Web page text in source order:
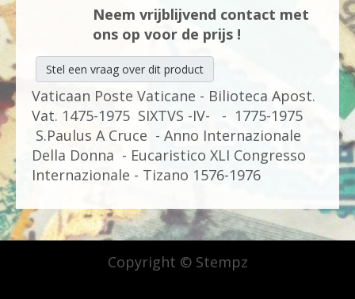
Neem vrijblijvend contact met
ons op voor de prijs !
Stel een vraag over dit product
Vaticaan Poste Vaticane - Bilioteca Apost.
Vat. 1475-1975 SIXTVS -IV- - 1775-1975
S.Paulus A Cruce - Anno Internazionale
Della Donna - Eucaristico XLI Congresso
Internazionale - Tizano 1576-1976
Copyright © Stempz